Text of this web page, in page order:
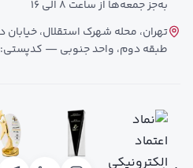
به‌جز جمعه‌ها از ساعت 8 الی 16
طبقه دوم، واحد جنوبی — کدپستی: 1389798358